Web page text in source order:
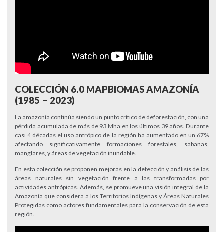
COLECCIÓN 6.0 MAPBIOMAS AMAZONÍA
(1985 – 2023)
La amazonía continúa siendo un punto crítico de deforestación, con una
pérdida acumulada de más de 93 Mha en los últimos 39 años. Durante
casi 4 décadas el uso antrópico de la región ha aumentado en un 67%
afectando significativamente formaciones forestales, sabanas,
manglares, y áreas de vegetación inundable.
En esta colección se proponen mejoras en la detección y análisis de las
áreas naturales sin vegetación frente a las transformadas por
actividades antrópicas. Además, se promueve una visión integral de la
Amazonía que considera a los Territorios Indígenas y Áreas Naturales
Protegidas como actores fundamentales para la conservación de esta
región.